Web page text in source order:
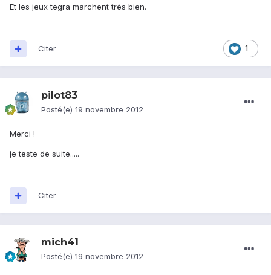
Et les jeux tegra marchent très bien.
1
Citer
pilot83
Posté(e) 19 novembre 2012
Merci !
je teste de suite.....
Citer
mich41
Posté(e) 19 novembre 2012